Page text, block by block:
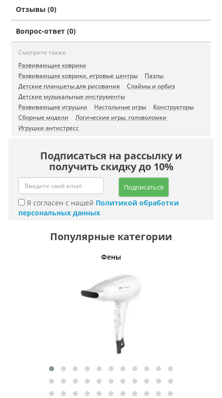
Отзывы (0)
Вопрос-ответ (0)
Смотрите также
Развивающие коврики
Развивающие коврики, игровые центры
Пазлы
Детские планшеты для рисования
Слаймы и орбиз
Детские музыкальные инструменты
Развивающие игрушки
Настольные игры
Конструкторы
Сборные модели
Логические игры, головоломки
Игрушки антистресс
Подписаться на рассылку и
получить скидку до 10%
Подписаться
Я согласен с нашей Политикой обработки
персональных данных
Популярные категории
Фены